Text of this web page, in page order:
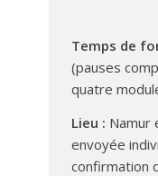
Temps de
(pauses
quatre
Lieu : Namur
envoyée
confirmation